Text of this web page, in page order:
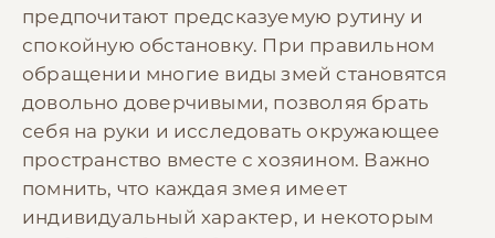
предпочитают предсказуемую рутину и
спокойную обстановку. При правильном
обращении многие виды змей становятся
довольно доверчивыми, позволяя брать
себя на руки и исследовать окружающее
пространство вместе с хозяином. Важно
помнить, что каждая змея имеет
индивидуальный характер, и некоторым